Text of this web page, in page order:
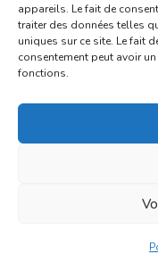
appareils. Le fait de
traiter des données telles
uniques sur ce site. Le fait
consentement peut avoir
fonctions.
du marché
Briand)
du 17
Palobart
du 21